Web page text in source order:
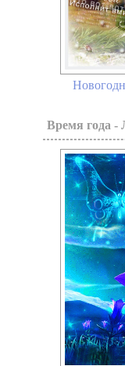
Время года -